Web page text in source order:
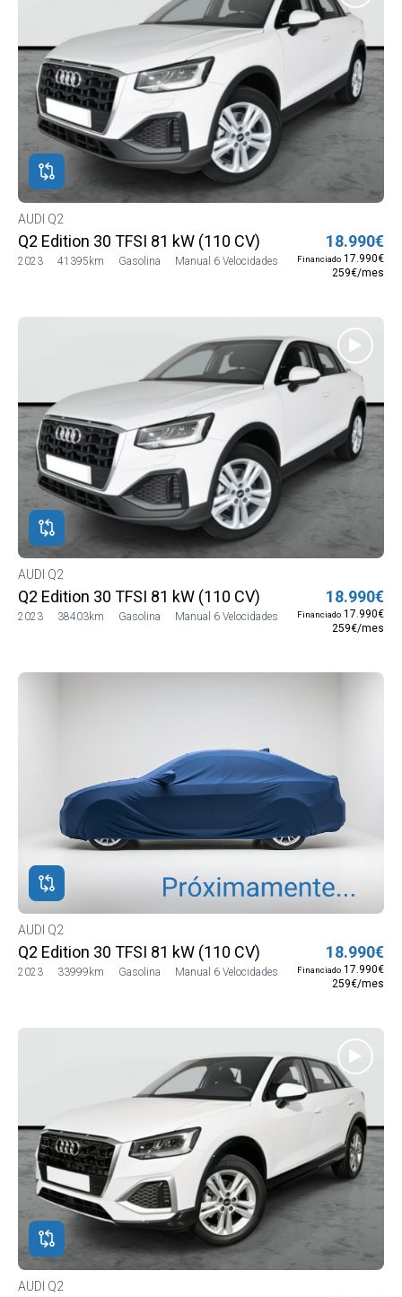
AUDI Q2
Q2 Edition 30 TFSI 81 kW (110 CV)
2023 41395km Gasolina Manual 6 Velocidades
18.990€
Financiado 17.990€
259€/mes
AUDI Q2
Q2 Edition 30 TFSI 81 kW (110 CV)
2023 38403km Gasolina Manual 6 Velocidades
18.990€
Financiado 17.990€
259€/mes
AUDI Q2
Q2 Edition 30 TFSI 81 kW (110 CV)
2023 33999km Gasolina Manual 6 Velocidades
18.990€
Financiado 17.990€
259€/mes
AUDI Q2